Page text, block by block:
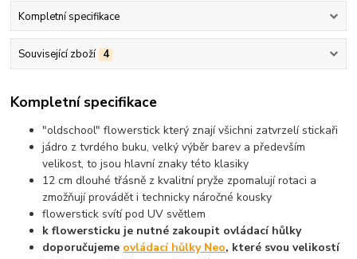
Kompletní specifikace
Související zboží 4
Kompletní specifikace
"oldschool" flowerstick který znají všichni zatvrzelí stickaři
jádro z tvrdého buku, velký výběr barev a především
velikost, to jsou hlavní znaky této klasiky
12 cm dlouhé třásně z kvalitní pryže zpomalují rotaci a
zmožňují provádět i technicky náročné kousky
flowerstick svítí pod UV světlem
k flowersticku je nutné zakoupit ovládací hůlky
doporučujeme ovládací hůlky Neo, které svou velikostí